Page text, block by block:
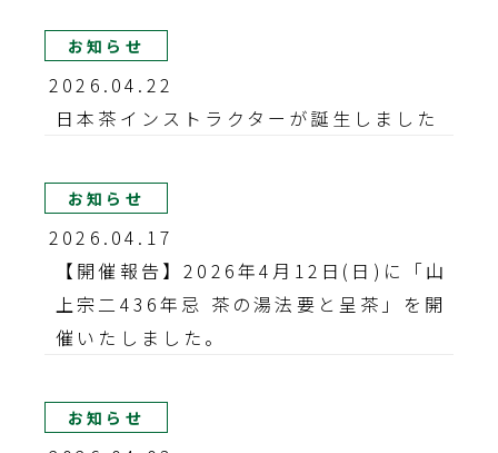
お知らせ
2026.04.22
日本茶インストラクターが誕生しました
お知らせ
2026.04.17
【開催報告】2026年4月12日(日)に「山
上宗二436年忌 茶の湯法要と呈茶」を開
催いたしました。
お知らせ